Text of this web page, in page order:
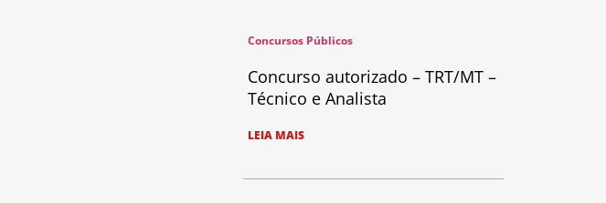
Concursos Públicos
Concurso autorizado – TRT/MT –
Técnico e Analista
LEIA MAIS